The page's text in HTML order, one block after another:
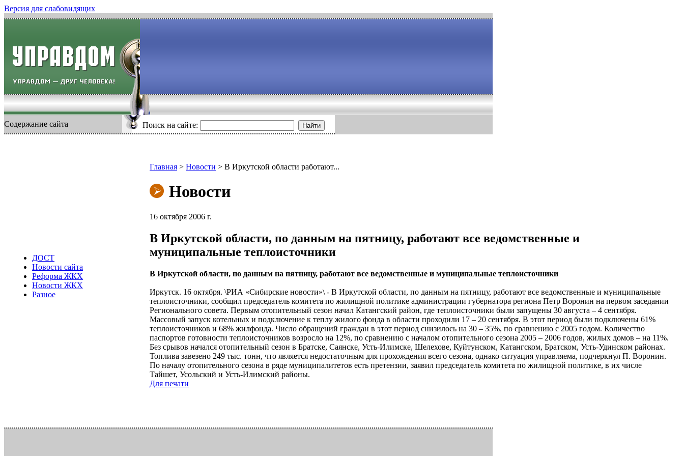
Версия для слабовидящих
Содержание сайта Поиск на сайте: Найти
ДОСТ
Новости сайта
Реформа ЖКХ
Новости ЖКХ
Разное
Главная > Новости > В Иркутской области работают...
Новости
16 октября 2006 г.
В Иркутской области, по данным на пятницу, работают все ведомственные и
муниципальные теплоисточники
В Иркутской области, по данным на пятницу, работают все ведомственные и муниципальные теплоисточники
Иркутск. 16 октября. \РИА «Сибирские новости»\ - В Иркутской области, по данным на пятницу, работают все ведомственные и муниципальные
теплоисточники, сообщил председатель комитета по жилищной политике администрации губернатора региона Петр Воронин на первом заседании
Регионального совета. Первым отопительный сезон начал Катангский район, где теплоисточники были запущены 30 августа – 4 сентября.
Массовый запуск котельных и подключение к теплу жилого фонда в области проходили 17 – 20 сентября. В этот период были подключены 61%
теплоисточников и 68% жилфонда. Число обращений граждан в этот период снизилось на 30 – 35%, по сравнению с 2005 годом. Количество
паспортов готовности теплоисточников возросло на 12%, по сравнению с началом отопительного сезона 2005 – 2006 годов, жилых домов – на 11%.
Без срывов начался отопительный сезон в Братске, Саянске, Усть-Илимске, Шелехове, Куйтунском, Катангском, Братском, Усть-Удинском районах.
Топлива завезено 249 тыс. тонн, что является недостаточным для прохождения всего сезона, однако ситуация управляема, подчеркнул П. Воронин.
По началу отопительного сезона в ряде муниципалитетов есть претензии, заявил председатель комитета по жилищной политике, в их числе
Тайшет, Усольский и Усть-Илимский районы.
Для печати